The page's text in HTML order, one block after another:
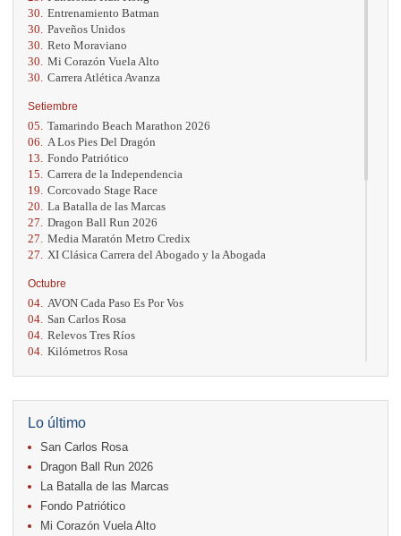
30. Entrenamiento Batman
30. Paveños Unidos
30. Reto Moraviano
30. Mi Corazón Vuela Alto
30. Carrera Atlética Avanza
Setiembre
05. Tamarindo Beach Marathon 2026
06.
A Los Pies Del Dragón
13. Fondo Patriótico
15. Carrera de la Independencia
19. Corcovado Stage Race
20. La Batalla de las Marcas
27. Dragon Ball Run 2026
27. Media Maratón Metro Credix
27.
XI Clásica Carrera del Abogado y la Abogada
Octubre
04. AVON Cada Paso Es Por Vos
04. San Carlos Rosa
04. Relevos Tres Ríos
04. Kilómetros Rosa
18. Casa Turire Trail Run
18.
Warriors Run Circuit
18. Samsung Jacó Beach Half Marathon 2026
25. KRun by Under Armour
25. Run Alajuela
31.
Halloween Fun Run
Noviembre
08. Lindora Run
Lo último
San Carlos Rosa
Dragon Ball Run 2026
La Batalla de las Marcas
Fondo Patriótico
Mi Corazón Vuela Alto